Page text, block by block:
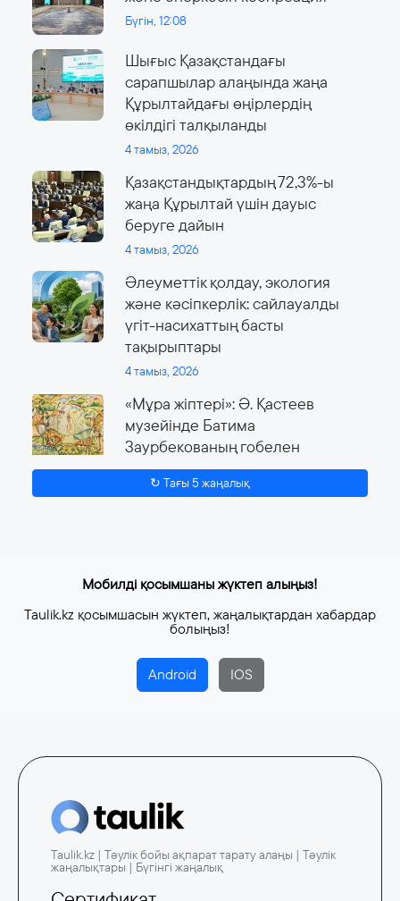
Бүгін, 12:08
Шығыс Қазақстандағы
сарапшылар алаңында жаңа
Құрылтайдағы өңірлердің
өкілдігі талқыланды
4 тамыз, 2026
Қазақстандықтардың 72,3%-ы
жаңа Құрылтай үшін дауыс
беруге дайын
4 тамыз, 2026
Әлеуметтік қолдау, экология
және кәсіпкерлік: сайлауалды
үгіт-насихаттың басты
тақырыптары
4 тамыз, 2026
«Мұра жіптері»: Ә. Қастеев
музейінде Батима
Заурбекованың гобелен
өнеріне арналған ауқымды
көрме өтеді
↻ Тағы 5 жаңалық
Мобилді қосымшаны жүктеп алыңыз!
Taulik.kz қосымшасын жүктеп, жаңалықтардан хабардар
болыңыз!
Android IOS
Taulik.kz | Тәулік бойы ақпарат тарату алаңы | Тәулік
жаңалықтары | Бүгінгі жаңалық